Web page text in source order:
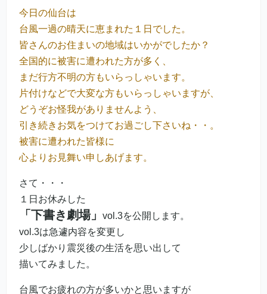
今日の仙台は
台風一過の晴天に恵まれた１日でした。
皆さんのお住まいの地域はいかがでしたか？
全国的に被害に遭われた方が多く、
まだ行方不明の方もいらっしゃいます。
片付けなどで大変な方もいらっしゃいますが、
どうぞお怪我がありませんよう、
引き続きお気をつけてお過ごし下さいね・・。
被害に遭われた皆様に
心よりお見舞い申しあげます。
さて・・・
１日お休みした
「下書き劇場」vol.3を公開します。
vol.3は急遽内容を変更し
少しばかり震災後の生活を思い出して
描いてみました。
台風でお疲れの方が多いかと思いますが